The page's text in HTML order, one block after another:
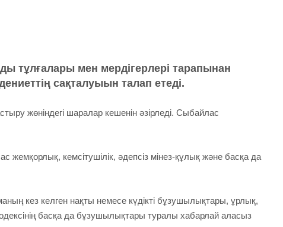
тұлғалары мен мердігерлері тарапынан
сақталуыын талап етеді.
жөніндегі шаралар кешенін әзірледі. Сыбайлас
кемсітушілік, әдепсіз мінез-құлық және басқа да
кез келген нақты немесе күдікті бұзушылықтары, ұрлық,
басқа да бұзушылықтары туралы хабарлай аласыз